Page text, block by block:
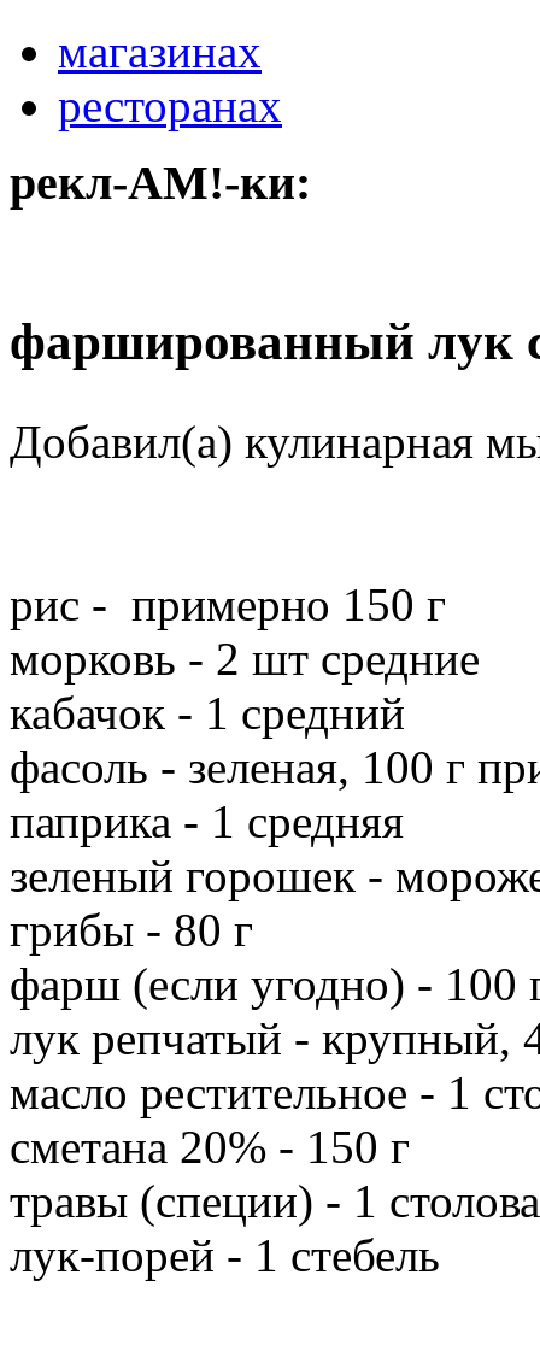
магазинах
ресторанах
рекл-АМ!-ки:
фаршированный лук
Добавил(а) кулинарная
рис - примерно 150 г
морковь - 2 шт средние
кабачок - 1 средний
фасоль - зеленая, 100 г
паприка - 1 средняя
зеленый горошек -
грибы - 80 г
фарш (если угодно) - 100
лук репчатый - крупный,
масло рестительное - 1
сметана 20% - 150 г
травы (специи) - 1
лук-порей - 1 стебель